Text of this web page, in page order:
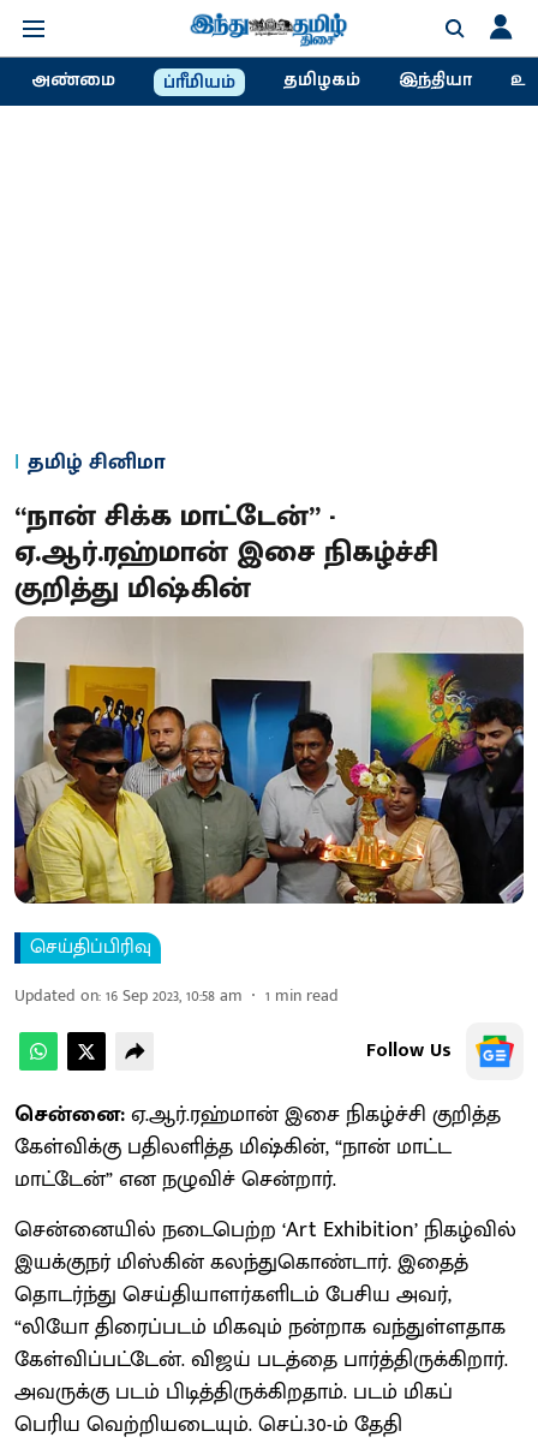
அண்மை ப்ரீமியம் தமிழகம் இந்தியா
தமிழ் சினிமா
“நான் சிக்க மாட்டேன்” -
ஏ.ஆர்.ரஹ்மான் இசை நிகழ்ச்சி
குறித்து மிஷ்கின்
செய்திப்பிரிவு
Updated on:16 Sep 2023, 10:58 am 1 min read
Follow Us
சென்னை:ஏ.ஆர்.ரஹ்மான் இசை நிகழ்ச்சி குறித்த
கேள்விக்கு பதிலளித்த மிஷ்கின், “நான் மாட்ட
மாட்டேன்” என நழுவிச் சென்றார்.
சென்னையில் நடைபெற்ற ‘Art Exhibition’ நிகழ்வில்
இயக்குநர் மிஸ்கின் கலந்துகொண்டார். இதைத்
தொடர்ந்து செய்தியாளர்களிடம் பேசிய அவர்,
“லியோ திரைப்படம் மிகவும் நன்றாக வந்துள்ளதாக
கேள்விப்பட்டேன். விஜய் படத்தை பார்த்திருக்கிறார்.
அவருக்கு படம் பிடித்திருக்கிறதாம். படம் மிகப்
பெரிய வெற்றியடையும். செப்.30-ம் தேதி